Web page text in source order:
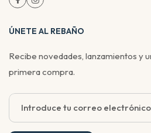
ÚNETE AL REBAÑO
Recibe novedades, lanzamientos y
primera compra.